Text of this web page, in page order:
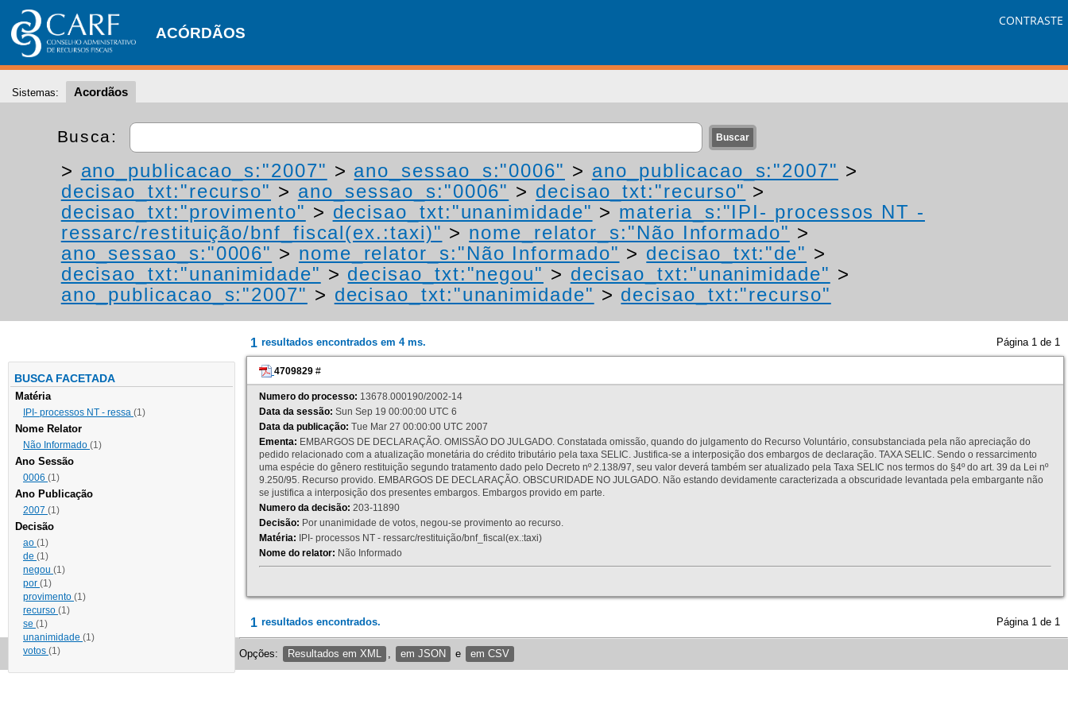
ACÓRDÃOS
CONTRASTE
Sistemas: Acordãos
Busca:
> ano_publicacao_s:"2007" > ano_sessao_s:"0006" > ano_publicacao_s:"2007" >
decisao_txt:"recurso" > ano_sessao_s:"0006" > decisao_txt:"recurso" >
decisao_txt:"provimento" > decisao_txt:"unanimidade" > materia_s:"IPI- processos NT -
ressarc/restituição/bnf_fiscal(ex.:taxi)" > nome_relator_s:"Não Informado" >
ano_sessao_s:"0006" > nome_relator_s:"Não Informado" > decisao_txt:"de" >
decisao_txt:"unanimidade" > decisao_txt:"negou" > decisao_txt:"unanimidade" >
ano_publicacao_s:"2007" > decisao_txt:"unanimidade" > decisao_txt:"recurso"
BUSCA FACETADA
Matéria
IPI- processos NT - ressa (1)
Nome Relator
Não Informado (1)
Ano Sessão
0006 (1)
Ano Publicação
2007 (1)
Decisão
ao (1)
de (1)
negou (1)
por (1)
provimento (1)
recurso (1)
se (1)
unanimidade (1)
votos (1)
1 resultados encontrados em 4 ms. Página 1 de 1
4709829 #
Numero do processo: 13678.000190/2002-14
Data da sessão: Sun Sep 19 00:00:00 UTC 6
Data da publicação: Tue Mar 27 00:00:00 UTC 2007
Ementa: EMBARGOS DE DECLARAÇÃO. OMISSÃO DO JULGADO. Constatada omissão, quando do julgamento do Recurso Voluntário, consubstanciada pela não apreciação do
pedido relacionado com a atualização monetária do crédito tributário pela taxa SELIC. Justifica-se a interposição dos embargos de declaração. TAXA SELIC. Sendo o ressarcimento
uma espécie do gênero restituição segundo tratamento dado pelo Decreto nº 2.138/97, seu valor deverá também ser atualizado pela Taxa SELIC nos termos do §4º do art. 39 da Lei nº
9.250/95. Recurso provido. EMBARGOS DE DECLARAÇÃO. OBSCURIDADE NO JULGADO. Não estando devidamente caracterizada a obscuridade levantada pela embargante não
se justifica a interposição dos presentes embargos. Embargos provido em parte.
Numero da decisão: 203-11890
Decisão: Por unanimidade de votos, negou-se provimento ao recurso.
Matéria: IPI- processos NT - ressarc/restituição/bnf_fiscal(ex.:taxi)
Nome do relator: Não Informado
1 resultados encontrados. Página 1 de 1
Opções: Resultados em XML em JSON e em CSV